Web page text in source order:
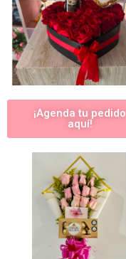
¡Agenda tu pedido
aquí!